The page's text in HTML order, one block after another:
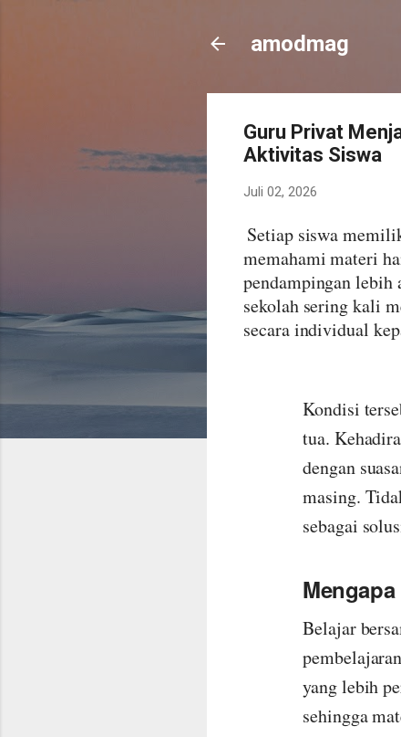
amodmag
Guru Privat
Aktivitas Siswa
Juli 02, 2026
Setiap siswa
memahami materi
pendampingan lebih
sekolah sering kali
secara individual
Kondisi
tua.
dengan
masing.
sebagai
Belajar
yang lebih
sehingga